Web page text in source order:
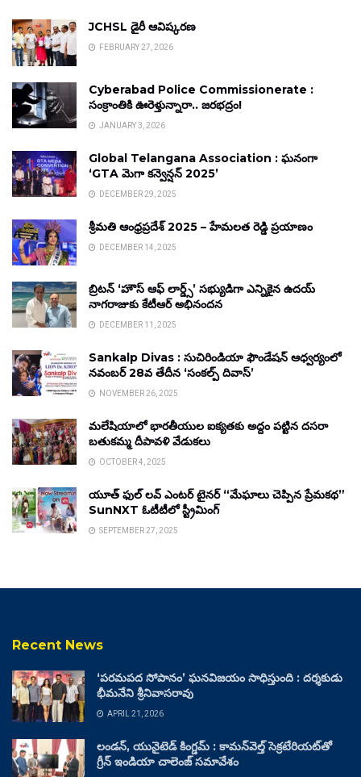
JCHSL డైరీ ఆవిష్కరణ
FEBRUARY 27, 2026
Cyberabad Police Commissionerate :
సంక్రాంతికి ఊరెళ్తున్నారా.. జరభద్రం!
JANUARY 3, 2026
Global Telangana Association : ఘనంగా
‘GTA మెగా కన్వెన్షన్ 2025’
DECEMBER 29, 2025
శ్రీమతి ఆంధ్రప్రదేశ్ 2025 – హేమలత రెడ్డి ప్రయాణం
DECEMBER 14, 2025
బ్రిటన్ ‘హౌస్ ఆఫ్ లార్డ్స్’ సభ్యుడిగా ఎన్నికైన ఉదయ్
నాగరాజుకు కేటీఆర్ అభినందన
DECEMBER 11, 2025
Sankalp Divas : సుచిరిండియా ఫౌండేషన్ ఆధ్వర్యంలో
నవంబర్ 28వ తేదీన ‘సంకల్ప్ దివాస్’
NOVEMBER 26, 2025
మలేషియాలో భారతీయుల ఐక్యతకు అద్దం పట్టిన దసరా
బతుకమ్మ దీపావళి వేడుకలు
OCTOBER 4, 2025
యూత్ ఫుల్ లవ్ ఎంటర్ టైనర్ “మేఘాలు చెప్పిన ప్రేమకథ”
SunNXT ఓటీటీలో స్ట్రీమింగ్
SEPTEMBER 27, 2025
Recent News
‘పరమపద సోపానం’ ఘనవిజయం సాధిస్తుంది : దర్శకుడు
భీమనేని శ్రీనివాసరావు
APRIL 21, 2026
లండన్, యునైటెడ్ కింగ్డమ్ : కామన్‌వెల్త్ సెక్రటేరియట్‌తో
గ్రీన్ ఇండియా చాలెంజ్ సమావేశం